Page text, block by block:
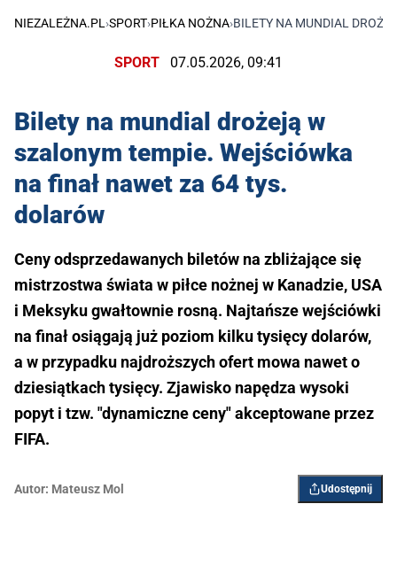
NIEZALEŻNA.PL ›SPORT›PIŁKA NOŻNA›BILETY NA MUNDIAL
SPORT 07.05.2026, 09:41
Bilety na mundial drożeją w
szalonym tempie. Wejściówka
na finał nawet za 64 tys.
dolarów
Ceny odsprzedawanych biletów na zbliżające się
mistrzostwa świata w piłce nożnej w Kanadzie, USA
i Meksyku gwałtownie rosną. Najtańsze wejściówki
na finał osiągają już poziom kilku tysięcy dolarów,
a w przypadku najdroższych ofert mowa nawet o
dziesiątkach tysięcy. Zjawisko napędza wysoki
popyt i tzw. "dynamiczne ceny" akceptowane przez
FIFA.
Autor: Mateusz Mol Udostępnij